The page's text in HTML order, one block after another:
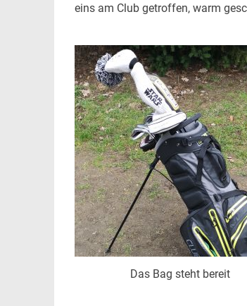
eins am Club getroffen, warm
Das Bag steht bereit